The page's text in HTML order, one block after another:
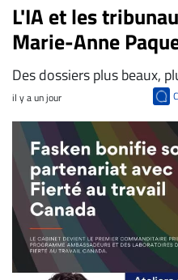
L'IA et les
Marie-Anne
Des dossiers plus beaux,
il y a un jour